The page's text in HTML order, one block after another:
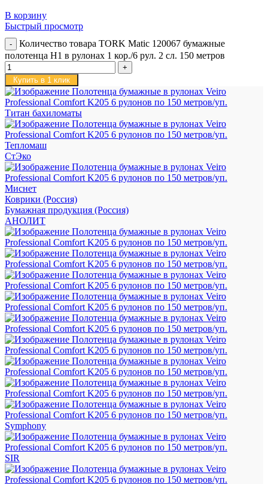
В корзину
Быстрый просмотр
Количество товара TORK Matic 120067 бумажные
полотенца H1 в рулонах 1 кор./6 рул. 2 сл. 150 метров
Купить в 1 клик
Титан бахиломаты
Тепломаш
СтЭко
Миснет
Коврики (Россия)
Бумажная продукция (Россия)
АНОЛИТ
Symphony
SIR